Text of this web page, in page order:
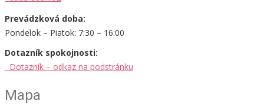
Prevádzková doba:
Pondelok – Piatok: 7:30 – 16:00
Dotazník spokojnosti:
Dotazník – odkaz na podstránku
Mapa